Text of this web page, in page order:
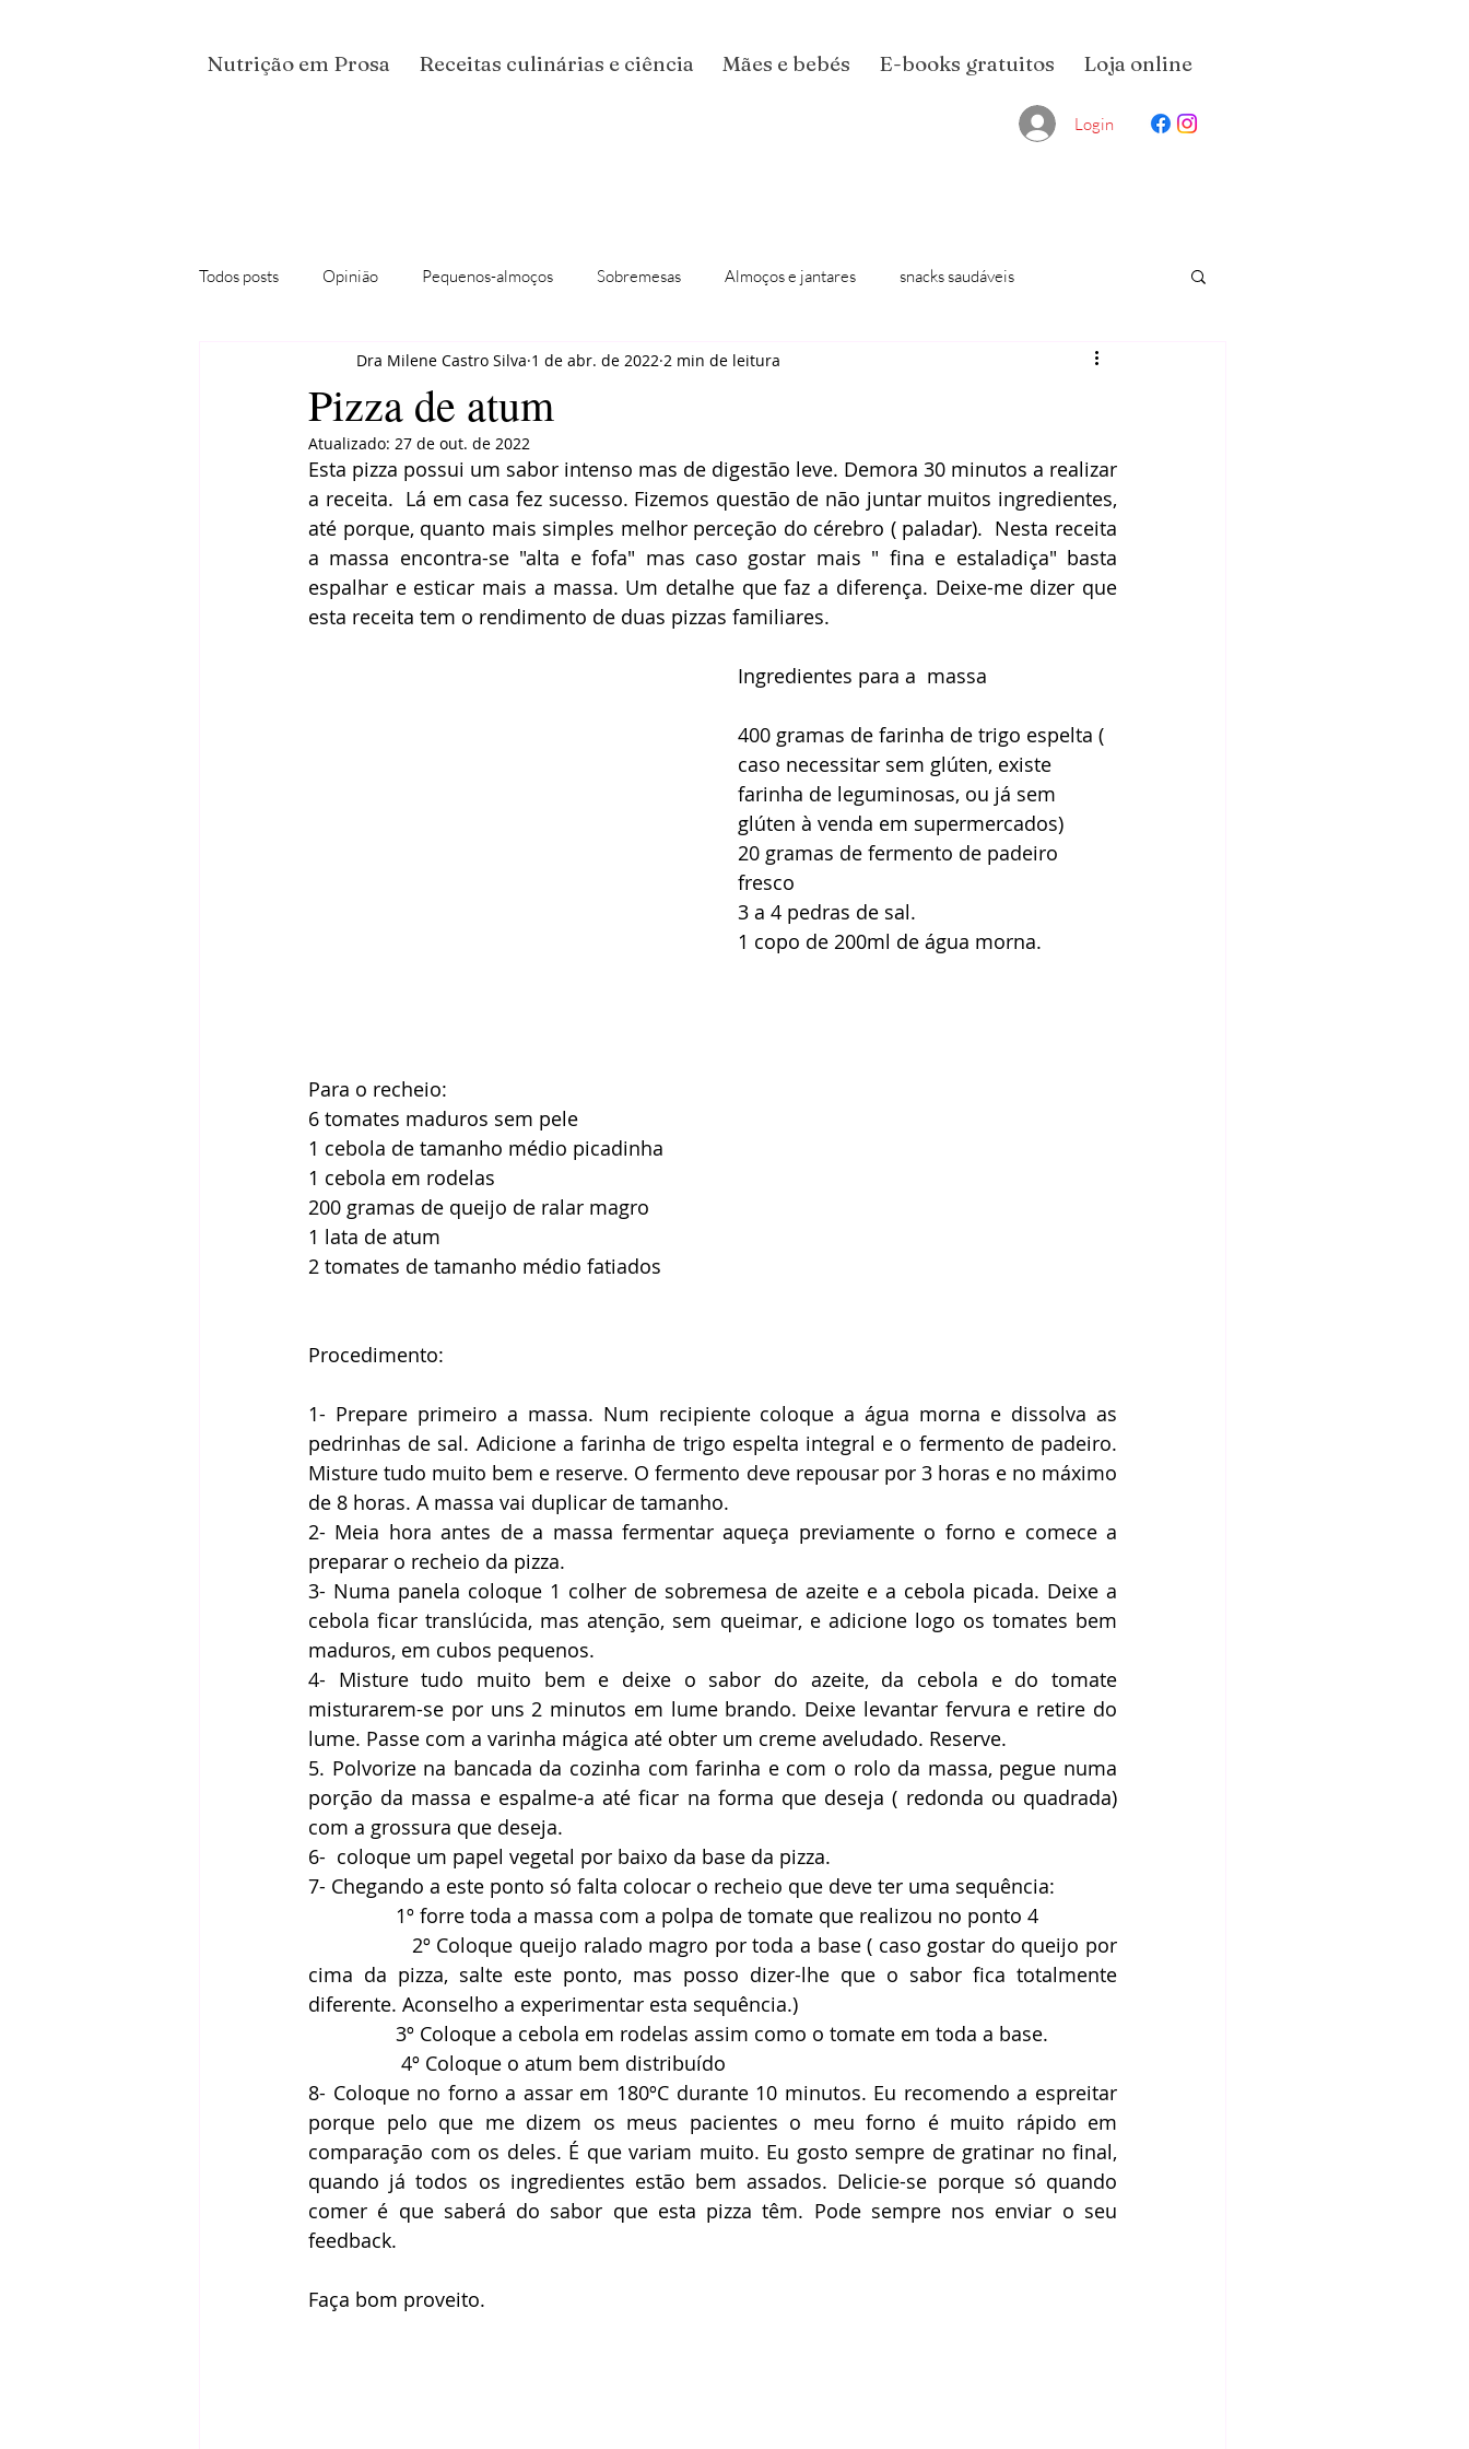
Nutrição em Prosa Receitas culinárias e ciência Mães e bebés E-books gratuitos Loja online
Login
Todos posts Opinião Pequenos-almoços Sobremesas Almoços e jantares snacks saudáveis
Podcast "Conversas Nutricionais"
Pizza de atum
Dra Milene Castro Silva 1 de abr. de 2022 2 min de leitura
Atualizado: 27 de out. de 2022
Esta pizza possui um sabor intenso mas de digestão leve. Demora 30 minutos a realizar
a receita.  Lá em casa fez sucesso. Fizemos questão de não juntar muitos ingredientes,
até porque, quanto mais simples melhor perceção do cérebro ( paladar).  Nesta receita
a massa encontra-se "alta e fofa" mas caso gostar mais " fina e estaladiça" basta
espalhar e esticar mais a massa. Um detalhe que faz a diferença. Deixe-me dizer que
esta receita tem o rendimento de duas pizzas familiares.
Ingredientes para a  massa
400 gramas de farinha de trigo espelta (
caso necessitar sem glúten, existe
farinha de leguminosas, ou já sem
glúten à venda em supermercados)
20 gramas de fermento de padeiro
fresco
3 a 4 pedras de sal.
1 copo de 200ml de água morna.
Para o recheio:
6 tomates maduros sem pele
1 cebola de tamanho médio picadinha
1 cebola em rodelas
200 gramas de queijo de ralar magro
1 lata de atum
2 tomates de tamanho médio fatiados
Procedimento:
1- Prepare primeiro a massa. Num recipiente coloque a água morna e dissolva as
pedrinhas de sal. Adicione a farinha de trigo espelta integral e o fermento de padeiro.
Misture tudo muito bem e reserve. O fermento deve repousar por 3 horas e no máximo
de 8 horas. A massa vai duplicar de tamanho.
2- Meia hora antes de a massa fermentar aqueça previamente o forno e comece a
preparar o recheio da pizza.
3- Numa panela coloque 1 colher de sobremesa de azeite e a cebola picada. Deixe a
cebola ficar translúcida, mas atenção, sem queimar, e adicione logo os tomates bem
maduros, em cubos pequenos.
4- Misture tudo muito bem e deixe o sabor do azeite, da cebola e do tomate
misturarem-se por uns 2 minutos em lume brando. Deixe levantar fervura e retire do
lume. Passe com a varinha mágica até obter um creme aveludado. Reserve.
5. Polvorize na bancada da cozinha com farinha e com o rolo da massa, pegue numa
porção da massa e espalme-a até ficar na forma que deseja ( redonda ou quadrada)
com a grossura que deseja.
6-  coloque um papel vegetal por baixo da base da pizza.
7- Chegando a este ponto só falta colocar o recheio que deve ter uma sequência:
  		1º forre toda a massa com a polpa de tomate que realizou no ponto 4
cima da pizza, salte este ponto, mas posso dizer-lhe que o sabor fica totalmente
diferente. Aconselho a experimentar esta sequência.)
		3º Coloque a cebola em rodelas assim como o tomate em toda a base.
                 4º Coloque o atum bem distribuído
8- Coloque no forno a assar em 180ºC durante 10 minutos. Eu recomendo a espreitar
porque pelo que me dizem os meus pacientes o meu forno é muito rápido em
comparação com os deles. É que variam muito. Eu gosto sempre de gratinar no final,
quando já todos os ingredientes estão bem assados. Delicie-se porque só quando
comer é que saberá do sabor que esta pizza têm. Pode sempre nos enviar o seu
feedback.
Faça bom proveito.